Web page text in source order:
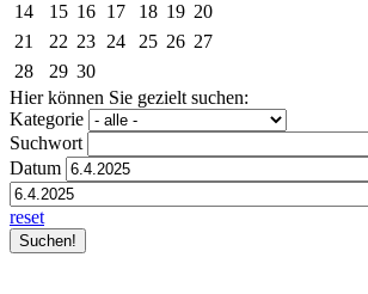
14
15 16 17 18 19 20
21
22 23 24 25 26 27
28
29 30
Hier können Sie gezielt suchen:
Kategorie
Suchwort
Datum
reset